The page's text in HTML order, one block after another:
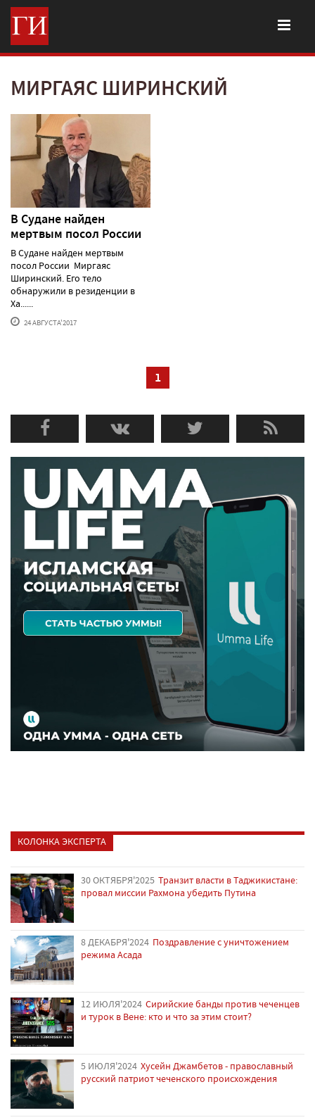
МИРГАЯС ШИРИНСКИЙ
В Судане найден
мертвым посол России
В Судане найден мертвым
посол России Миргаяс
Ширинский. Его тело
обнаружили в резиденции в
Ха......
24 АВГУСТА'2017
1
КОЛОНКА ЭКСПЕРТА
30 ОКТЯБРЯ'2025 Транзит власти в Таджикистане:
провал миссии Рахмона убедить Путина
8 ДЕКАБРЯ'2024 Поздравление с уничтожением
режима Асада
12 ИЮЛЯ'2024 Сирийские банды против чеченцев
и турок в Вене: кто и что за этим стоит?
5 ИЮЛЯ'2024 Хусейн Джамбетов - православный
русский патриот чеченского происхождения